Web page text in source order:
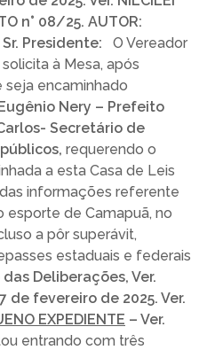
n° 08/25. AUTOR:
Sr. Presidente:
O Vereador
à Mesa, após
encaminhado
Nery – Prefeito
Secretário de
requerendo o
a esta Casa de Leis
informações referente
esporte de Camapuã, no
a pôr superávit,
estaduais e federais
Deliberações, Ver.
de fevereiro de 2025. Ver.
EXPEDIENTE – Ver.
entrando com três